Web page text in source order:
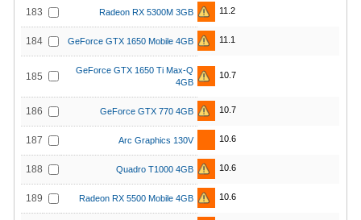
183 Radeon RX 5300M 3GB 11.2
184 GeForce GTX 1650 Mobile 4GB 11.1
185
GeForce GTX 1650 Ti Max-Q
4GB
10.7
186 GeForce GTX 770 4GB 10.7
187 Arc Graphics 130V 10.6
188 Quadro T1000 4GB 10.6
189 Radeon RX 5500 Mobile 4GB 10.6